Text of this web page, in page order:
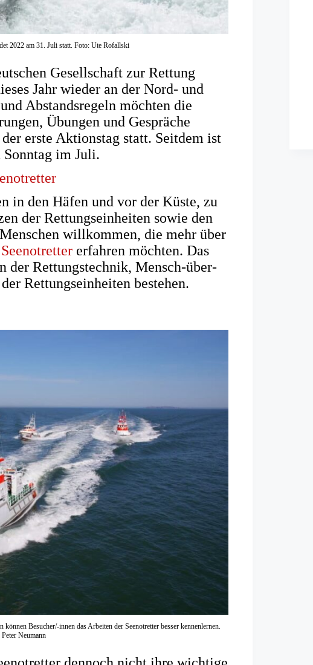
2022 am 31. Juli statt. Foto: Ute Rofallski
Gesellschaft zur Rettung
Jahr wieder an der Nord- und
Abstandsregeln möchten die
Übungen und Gespräche
erste Aktionstag statt. Seitdem ist
im Juli.
in den Häfen und vor der Küste, zu
der Rettungseinheiten sowie den
willkommen, die mehr über
erfahren möchten. Das
der Rettungstechnik, Mensch-über-
Rettungseinheiten bestehen.
Besucher/-innen das Arbeiten der Seenotretter besser kennenlernen.
Neumann